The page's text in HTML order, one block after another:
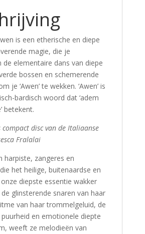
is een etherische en diepe
magie, die je
de elementaire dans van diepe
bossen en schemerende
je ‘Awen’ te wekken. ‘Awen’ is
bardisch woord dat ‘adem
betekent.
disc van de Italiaanse
Fralalai
harpiste, zangeres en
het heilige, buitenaardse en
diepste essentie wakker
glinsterende snaren van haar
van haar trommelgeluid, de
en emotionele diepte
weeft ze melodieën van